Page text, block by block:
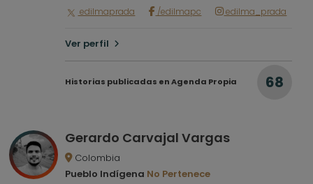
edilmaprada /edilmapc edilma_prada
Ver perfil
Historias publicadas en Agenda Propia 68
Gerardo Carvajal Vargas
Colombia
Pueblo Indígena No Pertenece